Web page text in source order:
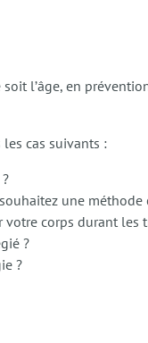
l’âge, en
cas suivants :
une
corps durant les
?
?